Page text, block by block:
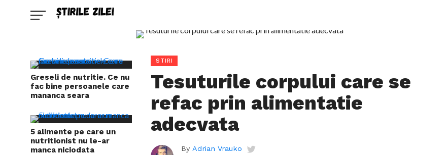
Greseli de nutritie. Ce nu
fac bine persoanele care
mananca seara
5 alimente pe care un
nutritionist nu le-ar
manca niciodata
STIRI
Tesuturile corpului care se
refac prin alimentatie
adecvata
By Adrian Vrauko